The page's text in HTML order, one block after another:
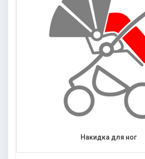
Накидка для ног